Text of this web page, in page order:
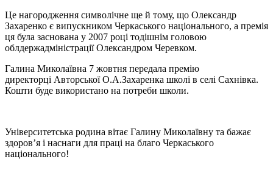
Це нагородження символічне ще й тому, що Олександр
Захаренко є випускником Черкаського національного, а премія
ця була заснована у 2007 році тодішнім головою
облдержадміністрації Олександром Черевком.
Галина Миколаївна 7 жовтня передала премію
директорці Авторської О.А.Захаренка школі в селі Сахнівка.
Кошти буде використано на потреби школи.
Університетська родина вітає Галину Миколаївну та бажає
здоров’я і наснаги для праці на благо Черкаського
національного!